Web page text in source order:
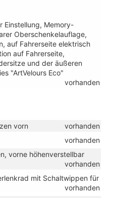
Einstellung, Memory-
Oberschenkelauflage,
auf Fahrerseite elektrisch
auf Fahrerseite,
und der äußeren
"ArtVelours Eco"
vorhanden
vorn
vorhanden
vorhanden
vorne höhenverstellbar
vorhanden
mit Schaltwippen für
vorhanden